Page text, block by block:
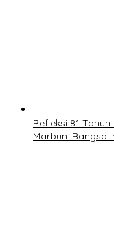
Refleksi 81
Marbun: Bangsa